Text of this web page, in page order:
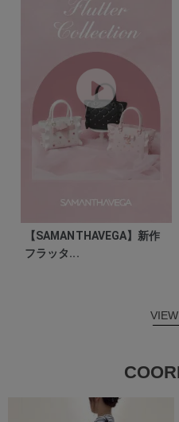
【SAMANTHAVEGA】新作
フラッタ...